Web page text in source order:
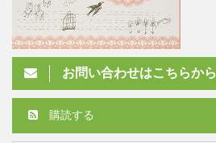
お問い合わせはこちらから
購読する